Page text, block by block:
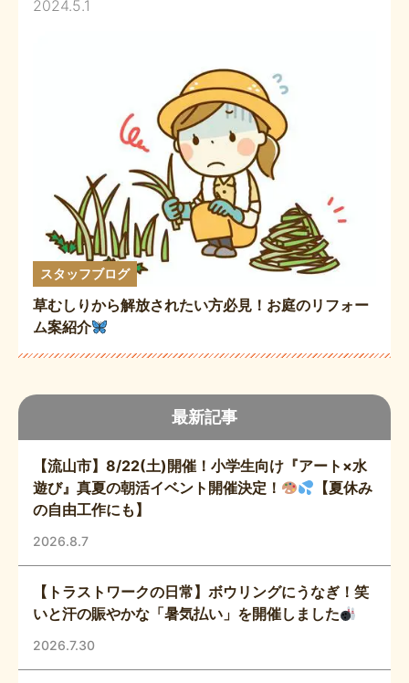
最新記事
【流山市】8/22(土)開催！小学生向け『アート×水
遊び』真夏の朝活イベント開催決定！
【夏休み
の自由工作にも】
2026.8.7
【トラストワークの日常】ボウリングにうなぎ！笑
いと汗の賑やかな「暑気払い」を開催しました
2026.7.30
2024.5.1
スタッフブログ
草むしりから解放されたい方必見！お庭のリフォー
ム案紹介